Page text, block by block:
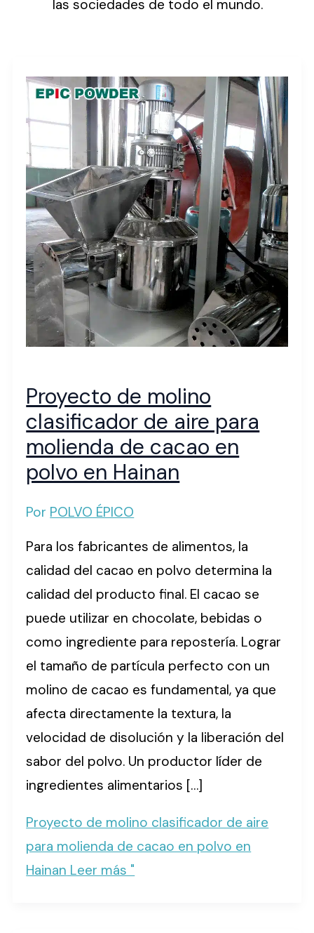
las sociedades de todo el mundo.
Proyecto de molino
clasificador de aire para
molienda de cacao en
polvo en Hainan
Por POLVO ÉPICO
Para los fabricantes de alimentos, la
calidad del cacao en polvo determina la
calidad del producto final. El cacao se
puede utilizar en chocolate, bebidas o
como ingrediente para repostería. Lograr
el tamaño de partícula perfecto con un
molino de cacao es fundamental, ya que
afecta directamente la textura, la
velocidad de disolución y la liberación del
sabor del polvo. Un productor líder de
ingredientes alimentarios […]
Proyecto de molino clasificador de aire
para molienda de cacao en polvo en
Hainan Leer más "